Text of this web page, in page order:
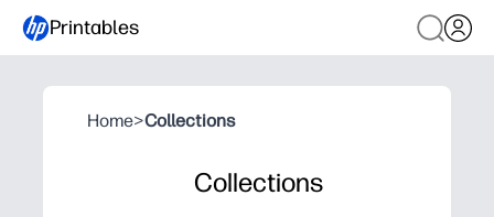
Printables
Home>Collections
Collections